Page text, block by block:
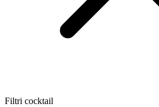
Filtri cocktail